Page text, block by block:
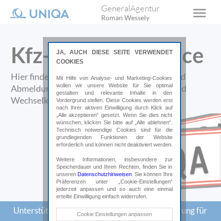
GeneralAgentur
Roman Wessely
Kfz-Anmeldeservice
Hier finden Sie alle Informationen zur An- und
Abmeldung Ihres Fahrzeuges, zu Wunsch- und
Wechselkennzeichen und vieles mehr.
Unterstützung von Kunden für die Kfz-Anmeldung für
JA, AUCH DIESE SEITE VERWENDET
COOKIES
Mit Hilfe von Analyse- und Marketing-Cookies
wollen wir unsere Website für Sie optimal
gestalten und relevante Inhalte in den
Vordergrund stellen. Diese Cookies werden erst
nach Ihrer aktiven Einwilligung durch Klick auf
„Alle akzeptieren“ gesetzt. Wenn Sie dies nicht
wünschen, klicken Sie bitte auf „Alle ablehnen“.
Technisch notwendige Cookies sind für die
grundlegenden Funktionen der Website
erforderlich und können nicht deaktiviert werden.
Weitere Informationen, insbesondere zur
Speicherdauer und Ihren Rechten, finden Sie in
unseren Datenschutzhinweisen. Sie können Ihre
Präferenzen unter „Cookie-Einstellungen“
jederzeit anpassen und so auch eine einmal
erteilte Einwilligung einfach widerrufen.
Technische Cookies
Cookie Einstellungen anpassen